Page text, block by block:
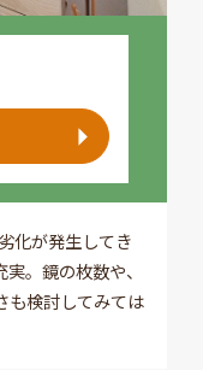
化が発生してき
。鏡の枚数や、
も検討してみては